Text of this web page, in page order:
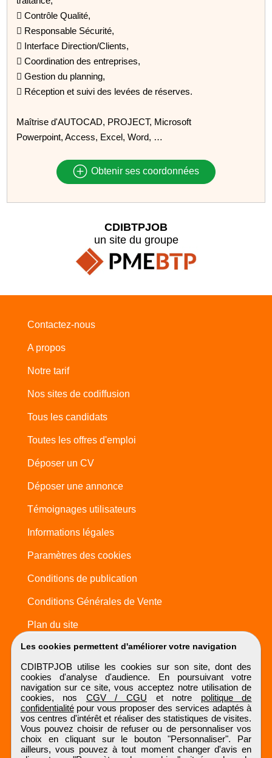
 Contrôle Qualité,
 Responsable Sécurité,
 Interface Direction/Clients,
 Coordination des entreprises,
 Gestion du planning,
 Réception et suivi des levées de réserves.
Maîtrise d'AUTOCAD, PROJECT, Microsoft
Powerpoint, Access, Excel, Word, …
Obtenir ses coordonnées
Les cookies permettent d'améliorer votre navigation
CDIBTPJOB utilise les cookies sur son site, dont des
cookies d'analyse d'audience. En poursuivant votre
navigation sur ce site, vous acceptez notre utilisation de
cookies, nos CGV / CGU et notre politique de
confidentialitépour vous proposer des services adaptés à
vos centres d'intérêt et réaliser des statistiques de visites.
Vous pouvez choisir de refuser ou de personnaliser vos
choix en cliquant sur le bouton "Personnaliser". Par
ailleurs, vous pouvez à tout moment changer d'avis en
CDIBTPJOB
un site du groupe
Contactez-nous
A propos
Notre tarif
Nos sites de codiffusion
Tous les candidats
Toutes les offres d'emploi
Déposer un CV
Déposer une annonce
Témoignages utilisateurs
Informations légales
Paramètres des cookies
Conditions de publication
Conditions Générales de Vente
Plan du site